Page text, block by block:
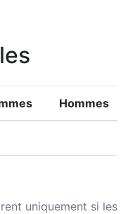
uniquement si les
Hommes